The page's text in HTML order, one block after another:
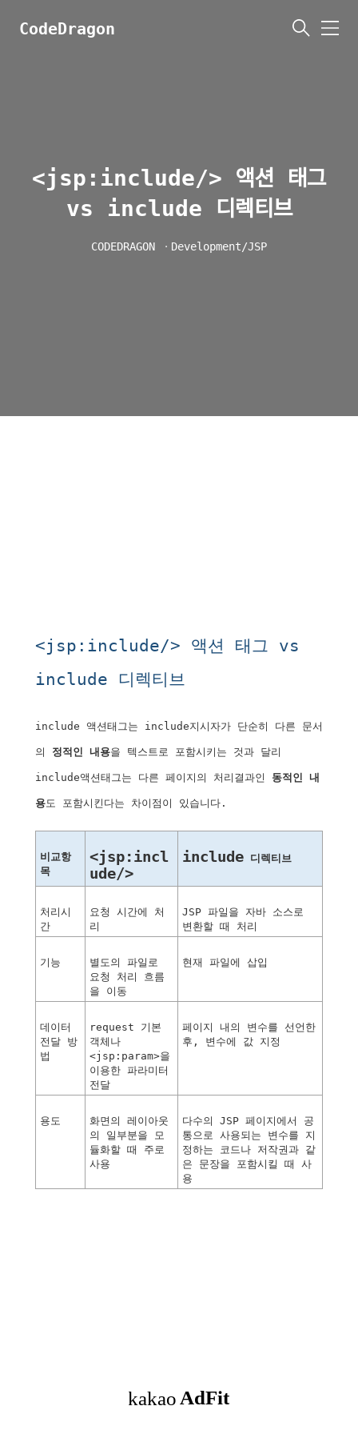
CodeDragon
메
<jsp:include/> 액션 태그
vs include 디렉티브
CODEDRAGON ㆍ Development/JSP
<jsp:include/> 액션 태그 vs
include
디렉티브
include 액션태그는 include지시자가 단순히 다른 문서
의 정적인 내용을 텍스트로 포함시키는 것과 달리
include액션태그는 다른 페이지의 처리결과인 동적인 내
용도 포함시킨다는 차이점이 있습니다 .
비교항
목
<jsp:incl
ude/>
include 디렉티브
처리시
간
요청 시간에
처
리
JSP파일을 자바 소스로
변환할 때 처리
기능 별도의
파일로
요청
처리
흐름
을
이동
현재 파일에 삽입
데이터
전달 방
법
request 기본
객체나
<jsp:param>을
이용한 파라미터
전달
페이지 내의 변수를
선언한
후 , 변수에 값 지정
용도 화면의
레이아웃
의
일부분을
모
듈화할 때
주로
사용
다수의 JSP페이지에서
공
통으로
사용되는 변수를
지
정하는
코드나 저작권과 같
은
문장을 포함시킬 때
사
용